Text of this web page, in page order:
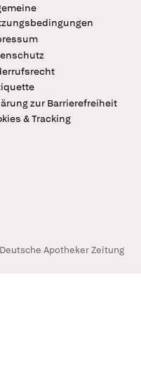
zur Barrierefreiheit
& Tracking
Apotheker Zeitung